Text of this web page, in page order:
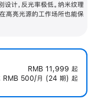
计，反光率极低。纳米纹理
高亮光源的工作场所也能保
RMB 11,999 起
RMB 500/月 (24 期) 起